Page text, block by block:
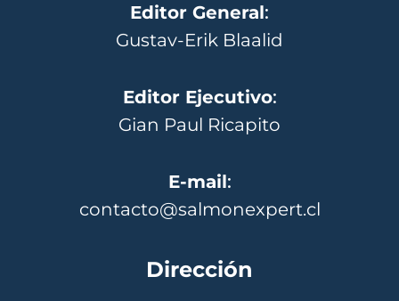
Editor General:
Gustav-Erik Blaalid
Editor Ejecutivo:
Gian Paul Ricapito
E-mail:
contacto@salmonexpert.cl
Dirección